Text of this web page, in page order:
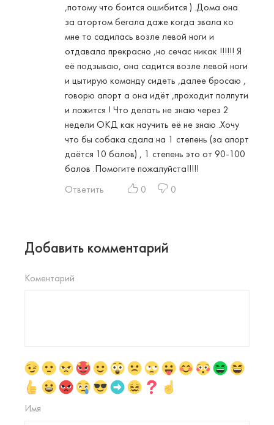
,потому что боится ошибится ) .Дома она
за атортом бегала даже когда звала ко
мне то садилась возле левой ноги и
отдавала прекрасно ,но сечас никак !!!!!! Я
её подзываю, она садится возле левой ноги
и цытирую команду сидеть ,далее бросаю ,
говорю апорт а она идёт ,проходит полпути
и ложится ! Что делать не знаю через 2
недели ОКД как научить её не знаю .Хочу
что бы собака сдала на 1 степень (за апорт
даётся 10 балов) , 1 степень это от 90-100
балов .Помогите пожалуйста!!!!!
Ответить
0 0
Добавить комментарий
Коментарий
Имя